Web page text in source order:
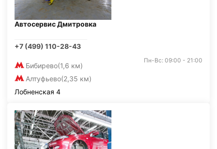
Автосервис Дмитровка
+7 (499) 110-28-43
Бибирево(1,6 км)
Алтуфьево(2,35 км)
Пн-Вс: 09:00 - 21:00
Лобненская 4